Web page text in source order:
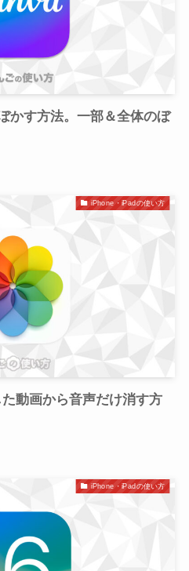
かす方法。一部＆全体のぼ
iPhone・iPadの使い方
動画から音声だけ消す方
iPhone・iPadの使い方